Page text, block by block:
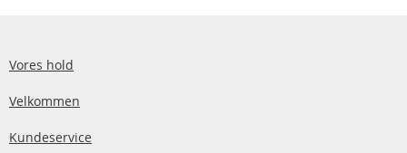
Vores hold
Velkommen
Kundeservice